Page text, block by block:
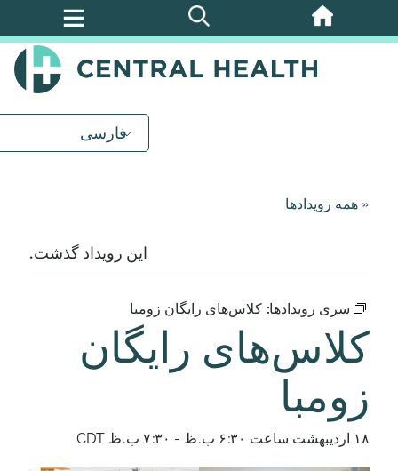
پرش
فارسی
« همه رویدادها
این رویداد گذشت.
سری رویدادها: کلاس‌های رایگان زومبا
کلاس‌های رایگان
زومبا
۱۸ اردیبهشت ساعت ۶:۳۰ ب.ظ - ۷:۳۰ ب.ظ CDT